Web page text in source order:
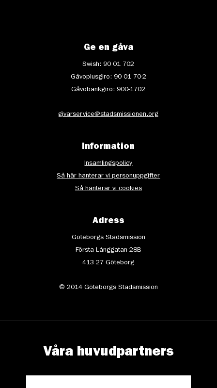
Ge en gåva
Swish: 90 01 702
Gåvoplusgiro: 90 01 70-2
Gåvobankgiro: 900-1702
givarservice@stadsmissionen.org
Information
Insamlingspolicy
Så här hanterar vi personuppgifter
Så hanterar vi cookies
Adress
Göteborgs Stadsmission
Första Långgatan 28B
413 27 Göteborg
© 2014 Göteborgs Stadsmission
Våra huvudpartners